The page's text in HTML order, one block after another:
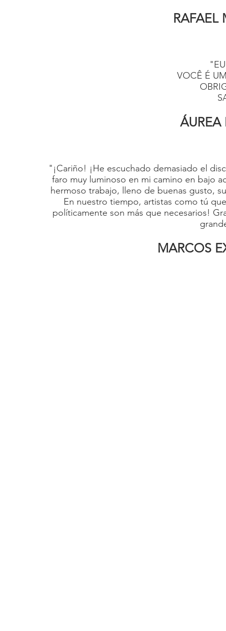
RAFAEL
VOCÊ É
ÁUREA
"¡Cariño! ¡He escuchado demasiado el
faro muy luminoso en mi camino en bajo
hermoso trabajo, lleno de buenas gusto,
En nuestro tiempo, artistas como tú
políticamente son más que necesarios!
MARCOS